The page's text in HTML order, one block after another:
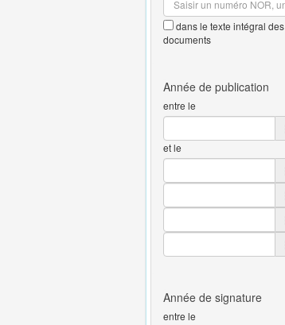
dans le texte intégral des
documents
entre le
et le
entre le